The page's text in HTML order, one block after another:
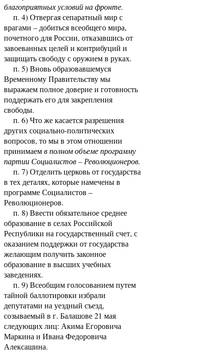
благоприятных условий на фронте.
п. 4) Отвергая сепаратный мир с
врагами – добиться всеобщего мира,
почетного для России, отказавшись от
завоеванных целей и контрибуций и
защищать свободу с оружием в руках.
п. 5) Вновь образовавшемуся
Временному Правительству мы
выражаем полное доверие и готовность
поддержать его для закрепления
свободы.
п. 6) Что же касается разрешения
других социально-политических
вопросов, то мы в этом отношении
принимаемв полном объеме программу
партии Социалистов – Революционеров.
п. 7) Отделить церковь от государства
в тех деталях, которые намечены в
программе Социалистов –
Революционеров.
п. 8) Ввести обязательное среднее
образование в селах Российской
Республики на государственный счет, с
оказанием поддержки от государства
желающим получить законное
образование в высших учебных
заведениях.
п. 9) Всеобщим голосованием путем
тайной баллотировки избрали
депутатами на уездный съезд,
созываемый в г. Балашове 21 мая
следующих лиц: Акима Егоровича
Маркина и Ивана Федоровича
Алексашина.